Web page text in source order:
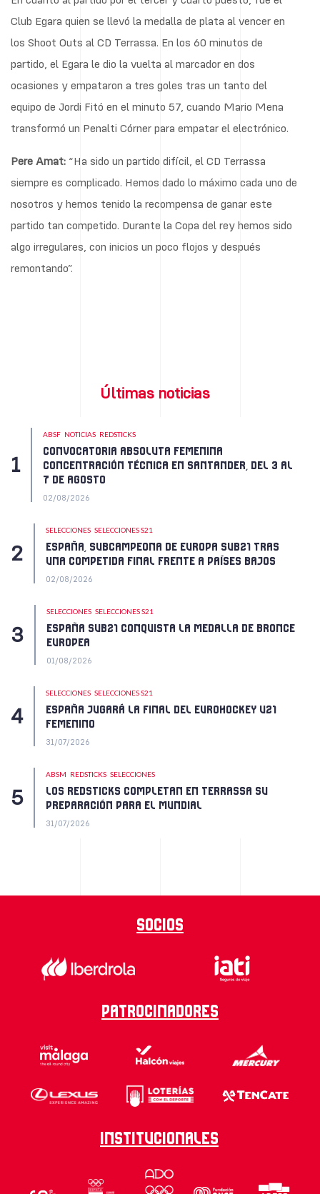
Club Egara quien se llevó la medalla de plata al vencer en
los Shoot Outs al CD Terrassa. En los 60 minutos de
partido, el Egara le dio la vuelta al marcador en dos
ocasiones y empataron a tres goles tras un tanto del
equipo de Jordi Fitó en el minuto 57, cuando Mario Mena
transformó un Penalti Córner para empatar el electrónico.
Pere Amat: “Ha sido un partido difícil, el CD Terrassa
siempre es complicado. Hemos dado lo máximo cada uno de
nosotros y hemos tenido la recompensa de ganar este
partido tan competido. Durante la Copa del rey hemos sido
algo irregulares, con inicios un poco flojos y después
remontando”.
Últimas noticias
ABSF NOTICIAS REDSTICKS
CONVOCATORIA ABSOLUTA FEMENINA
CONCENTRACIÓN TÉCNICA EN SANTANDER, DEL 3 AL
7 DE AGOSTO
02/08/2026
SELECCIONES SELECCIONES S21
ESPAÑA, SUBCAMPEONA DE EUROPA SUB21 TRAS
UNA COMPETIDA FINAL FRENTE A PAÍSES BAJOS
02/08/2026
SELECCIONES SELECCIONES S21
ESPAÑA SUB21 CONQUISTA LA MEDALLA DE BRONCE
EUROPEA
01/08/2026
SELECCIONES SELECCIONES S21
ESPAÑA JUGARÁ LA FINAL DEL EUROHOCKEY U21
FEMENINO
31/07/2026
ABSM REDSTICKS SELECCIONES
LOS REDSTICKS COMPLETAN EN TERRASSA SU
PREPARACIÓN PARA EL MUNDIAL
31/07/2026
Socios
Patrocinadores
Institucionales